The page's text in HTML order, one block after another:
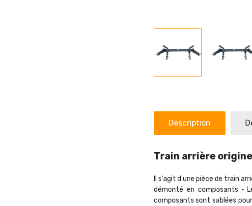
Description
Train arrière origine
Il s'agit d'une pièce de train
démonté en composants •
composants sont sablées